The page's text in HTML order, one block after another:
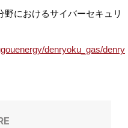
野におけるサイバーセキュリ
denryoku_gas/denry